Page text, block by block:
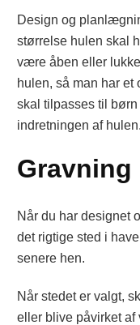
Design og
størrelse hulen skal
være åben eller
hulen, så man har
skal tilpasses til
indretningen af hulen.
Når du har designet
det rigtige sted i
senere hen.
Når stedet er valgt,
eller blive påvirket af